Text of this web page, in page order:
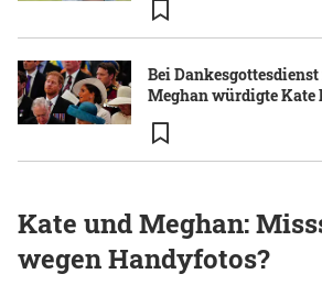
Bei Dankesgottesdienst
Meghan würdigte Kate
Kate und Meghan:
wegen Handyfotos?